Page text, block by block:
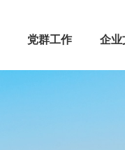
党群工作 企业